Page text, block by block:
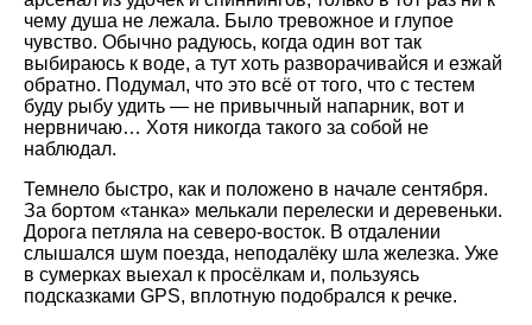
чему душа не лежала. Было тревожное и глупое
чувство. Обычно радуюсь, когда один вот так
выбираюсь к воде, а тут хоть разворачивайся и езжай
обратно. Подумал, что это всё от того, что с тестем
буду рыбу удить — не привычный напарник, вот и
нервничаю… Хотя никогда такого за собой не
наблюдал.
Темнело быстро, как и положено в начале сентября.
За бортом «танка» мелькали перелески и деревеньки.
Дорога петляла на северо-восток. В отдалении
слышался шум поезда, неподалёку шла железка. Уже
в сумерках выехал к просёлкам и, пользуясь
подсказками GPS, вплотную подобрался к речке.